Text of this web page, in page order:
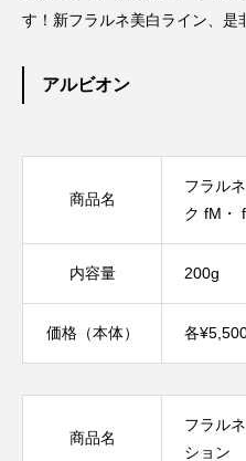
す！新フラルネ美白ライン、是
アルビオン
商品名
フラル
ク fM・
内容量 200g
価格（本体） 各
商品名
フラル
ション